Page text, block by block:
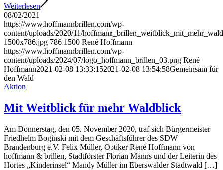
Weiterlesen
08/02/2021
https://www.hoffmannbrillen.com/wp-
content/uploads/2020/11/
1500x786.jpg 786 1500 René Hoffmann
https://www.hoffmannbrillen.com/wp-
content/uploads/2024/07/logo_hoffmann_brillen_03.png René
Hoffmann2021-02-08 13:33:152021-02-08 13:54:58Gemeinsam für
den Wald
Aktion
Mit Weitblick für mehr Waldblick
Am Donnerstag, den 05. November 2020, traf sich Bürgermeister
Friedhelm Boginski mit dem Geschäftsführer des SDW
Brandenburg e.V. Felix Müller, Optiker René Hoffmann von
hoffmann & brillen, Stadtförster Florian Manns und der Leiterin des
Hortes „Kinderinsel“ Mandy Müller im Eberswalder Stadtwald […]